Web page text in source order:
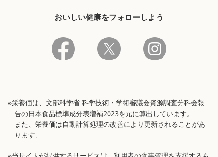
おいしい健康をフォローしよう
※栄養価は、文部科学省 科学技術・学術審議会資源調査分科会報
告の日本食品標準成分表増補2023を元に算出しています。
また、栄養価は自動計算処理の改善により更新されることがあ
ります。